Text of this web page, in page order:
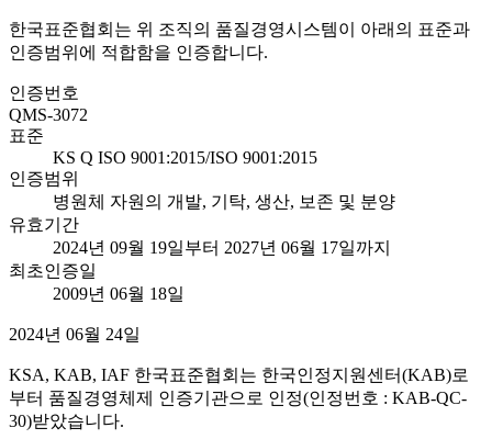
한국표준협회는 위 조직의 품질경영시스템이 아래의 표준과
인증범위에 적합함을 인증합니다.
인증번호
QMS-3072
표준
KS Q ISO 9001:2015/ISO 9001:2015
인증범위
병원체 자원의 개발, 기탁, 생산, 보존 및 분양
유효기간
2024년 09월 19일부터 2027년 06월 17일까지
최초인증일
2009년 06월 18일
2024년 06월 24일
KSA, KAB, IAF 한국표준협회는 한국인정지원센터(KAB)로
부터 품질경영체제 인증기관으로 인정(인정번호 : KAB-QC-
30)받았습니다.